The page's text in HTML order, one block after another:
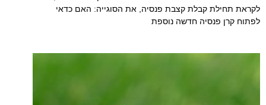
לקראת תחילת קבלת קצבת פנסיה, את הסוגייה: האם כדאי
לפתוח קרן פנסיה חדשה נוספת